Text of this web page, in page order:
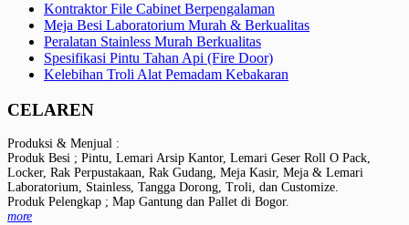
Kontraktor File Cabinet Berpengalaman
Meja Besi Laboratorium Murah & Berkualitas
Peralatan Stainless Murah Berkualitas
Spesifikasi Pintu Tahan Api (Fire Door)
Kelebihan Troli Alat Pemadam Kebakaran
CELAREN
Produksi & Menjual :
Produk Besi ; Pintu, Lemari Arsip Kantor, Lemari Geser Roll O Pack,
Locker, Rak Perpustakaan, Rak Gudang, Meja Kasir, Meja & Lemari
Laboratorium, Stainless, Tangga Dorong, Troli, dan Customize.
Produk Pelengkap ; Map Gantung dan Pallet di Bogor.
more